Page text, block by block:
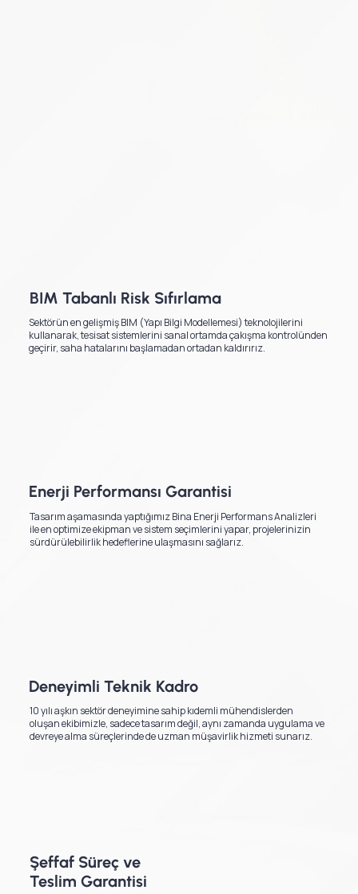
BIM Tabanlı Risk Sıfırlama
Sektörün en gelişmiş BIM (Yapı Bilgi Modellemesi) teknolojilerini
kullanarak, tesisat sistemlerini sanal ortamda çakışma kontrolünden
geçirir, saha hatalarını başlamadan ortadan kaldırırız.
Enerji Performansı Garantisi
Tasarım aşamasında yaptığımız Bina Enerji Performans Analizleri
ile en optimize ekipman ve sistem seçimlerini yapar, projelerinizin
sürdürülebilirlik hedeflerine ulaşmasını sağlarız.
Deneyimli Teknik Kadro
10 yılı aşkın sektör deneyimine sahip kıdemli mühendislerden
oluşan ekibimizle, sadece tasarım değil, aynı zamanda uygulama ve
devreye alma süreçlerinde de uzman müşavirlik hizmeti sunarız.
Şeffaf Süreç ve
Teslim Garantisi